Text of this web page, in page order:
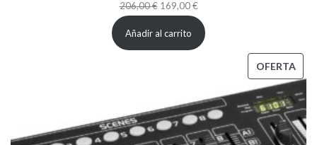
206,00€ El169,00€El
precio
actual
Añadir al carrito
OFERTA
EN